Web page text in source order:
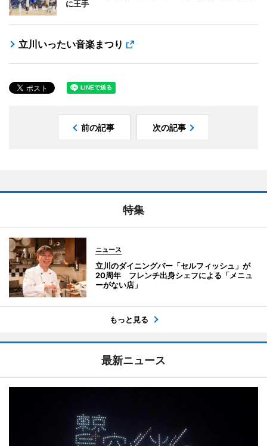
に王手
立川いったい音楽まつり
前の記事 次の記事
特集
ニュース
立川のダイニングバー「セルフィッシュ」が
20周年 フレンチ出身シェフによる「メニュ
ーがない店」
もっと見る
最新ニュース